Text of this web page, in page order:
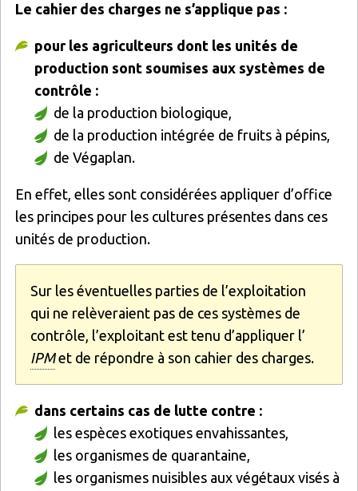
Le cahier des charges ne s’applique pas :
pour les agriculteurs dont les unités de
production sont soumises aux systèmes de
contrôle :
de la production biologique,
de la production intégrée de fruits à pépins,
de Végaplan.
En effet, elles sont considérées appliquer d’office
les principes pour les cultures présentes dans ces
unités de production.
Sur les éventuelles parties de l’exploitation
qui ne relèveraient pas de ces systèmes de
contrôle, l’exploitant est tenu d’appliquer l’
IPMet de répondre à son cahier des charges.
dans certains cas de lutte contre :
les espèces exotiques envahissantes,
les organismes de quarantaine,
les organismes nuisibles aux végétaux visés à